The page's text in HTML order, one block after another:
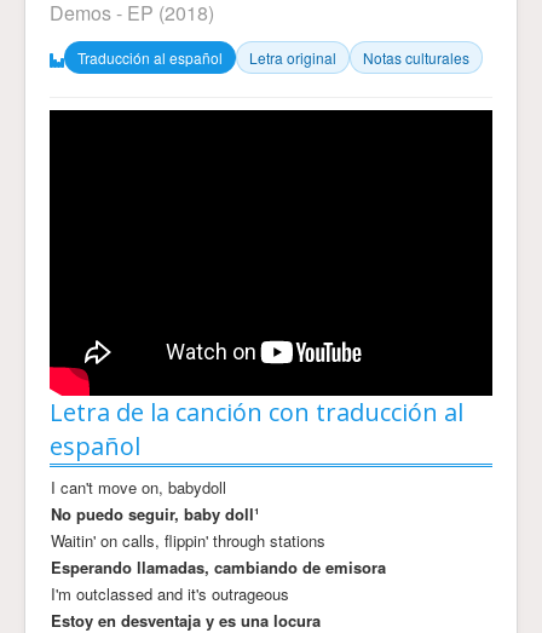
Demos - EP (2018)
Traducción al español Letra original Notas culturales
Letra de la canción con traducción al
español
I can't move on, babydoll
No puedo seguir, baby doll¹
Waitin' on calls, flippin' through stations
Esperando llamadas, cambiando de emisora
I'm outclassed and it's outrageous
Estoy en desventaja y es una locura